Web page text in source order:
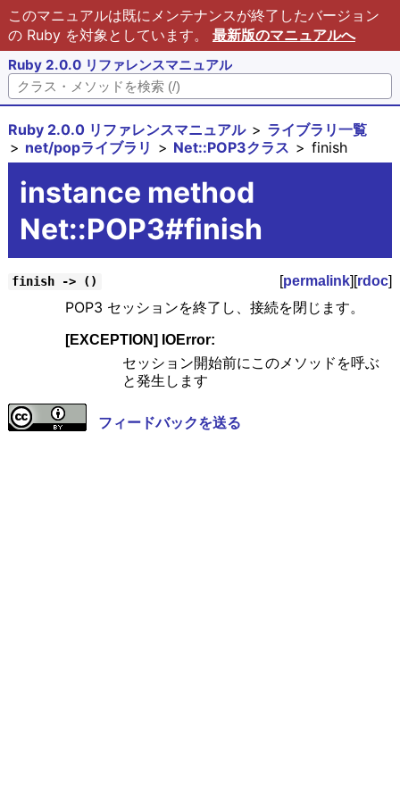
このマニュアルは既にメンテナンスが終了したバージョン
の Ruby を対象としています。 最新版のマニュアルへ
Ruby 2.0.0 リファレンスマニュアル
Ruby 2.0.0 リファレンスマニュアル
ライブラリ一覧
net/popライブラリ
Net::POP3クラス finish
instance method
Net::POP3#finish
finish -> () [permalink][rdoc]
POP3 セッションを終了し、接続を閉じます。
[EXCEPTION] IOError:
セッション開始前にこのメソッドを呼ぶ
と発生します
フィードバックを送る